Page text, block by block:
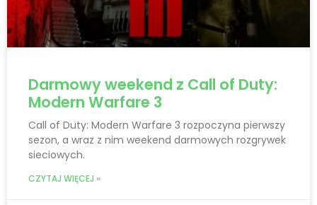
Darmowy weekend z Call of Duty:
Modern Warfare 3
Call of Duty: Modern Warfare 3 rozpoczyna pierwszy
sezon, a wraz z nim weekend darmowych rozgrywek
sieciowych.
CZYTAJ WIĘCEJ »